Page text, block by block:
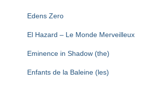
Edens Zero
El Hazard – Le Monde Merveilleux
Eminence in Shadow (the)
Enfants de la Baleine (les)